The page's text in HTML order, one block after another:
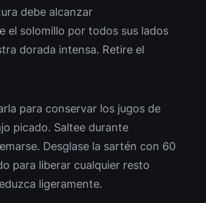
debe alcanzar
el solomillo por todos sus lados
dorada intensa. Retire el
para conservar los jugos de
picado. Saltee durante
Desglase la sartén con 60
para liberar cualquier resto
ligeramente.